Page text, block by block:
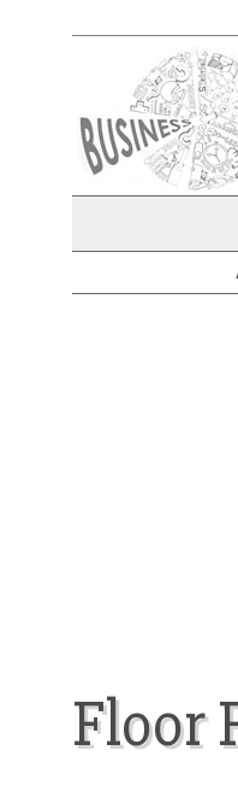
Floor